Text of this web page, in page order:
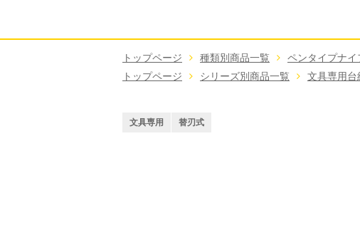
トップページ 種類別商品一覧 ペンタイプナイ
トップページ
シリーズ別商品一覧 文具専用台
文具専用 替刃式